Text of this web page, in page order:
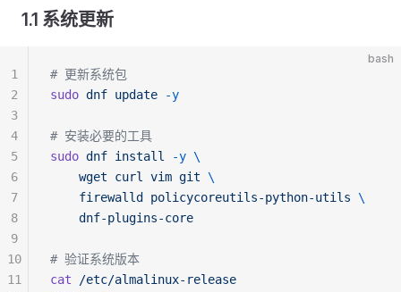
1.1 系统更新
bash
# 更新系统包
sudo dnf update -y
# 安装必要的工具
sudo dnf install -y \
    wget
curl vim git \
    firewalld
policycoreutils-python-utils \
    dnf-plugins-core
# 验证系统版本
cat /etc/almalinux-release
1
2
3
4
5
6
7
8
9
10
11